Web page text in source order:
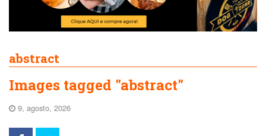
abstract
Images tagged "abstract"
9, agosto, 2026